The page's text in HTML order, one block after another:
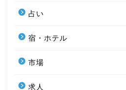
占い
宿・ホテル
市場
求人